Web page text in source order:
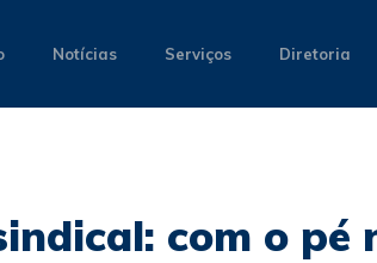
Notícias Serviços Diretoria
com o pé